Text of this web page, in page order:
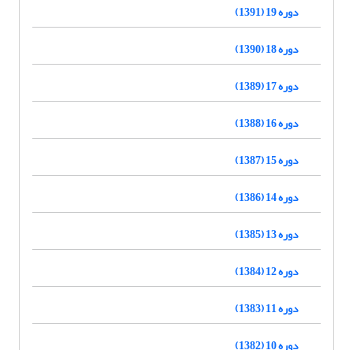
دوره 19 (1391)
دوره 18 (1390)
دوره 17 (1389)
دوره 16 (1388)
دوره 15 (1387)
دوره 14 (1386)
دوره 13 (1385)
دوره 12 (1384)
دوره 11 (1383)
دوره 10 (1382)